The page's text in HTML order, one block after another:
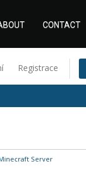
CONTACT
Registrace
Server